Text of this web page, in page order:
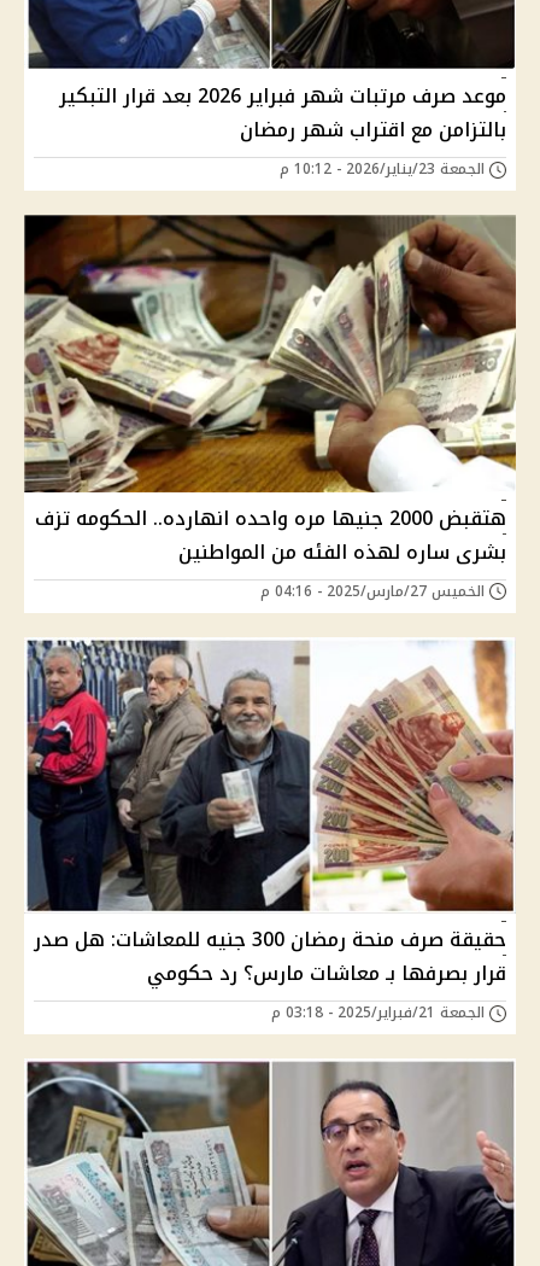
موعد صرف مرتبات شهر فبراير 2026 بعد قرار التبكير
بالتزامن مع اقتراب شهر رمضان
الجمعة 23/يناير/2026 - 10:12 م
هتقبض 2000 جنيها مره واحده انهارده.. الحكومه تزف
بشرى ساره لهذه الفئه من المواطنين
الخميس 27/مارس/2025 - 04:16 م
حقيقة صرف منحة رمضان 300 جنيه للمعاشات: هل صدر
قرار بصرفها بـ معاشات مارس؟ رد حكومي
الجمعة 21/فبراير/2025 - 03:18 م